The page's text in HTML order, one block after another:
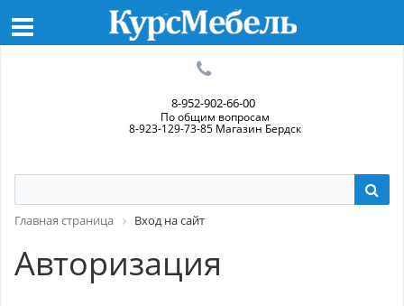
8-952-902-66-00
По общим вопросам
8-923-129-73-85 Магазин Бердск
Главная страница Вход на сайт
Авторизация